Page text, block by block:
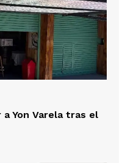
Yon Varela tras el